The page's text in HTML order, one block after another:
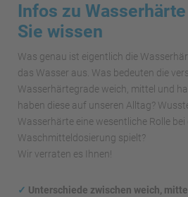
Infos zu
Sie wissen
Was genau ist eigentlich die
das Wasser aus. Was bedeuten die
Wasserhärtegrade weich, mittel und
haben diese auf unseren Alltag?
Wasserhärte eine wesentliche Rolle
Waschmitteldosierung spielt?
Wir verraten es Ihnen!
✓ Unterschiede zwischen weich,